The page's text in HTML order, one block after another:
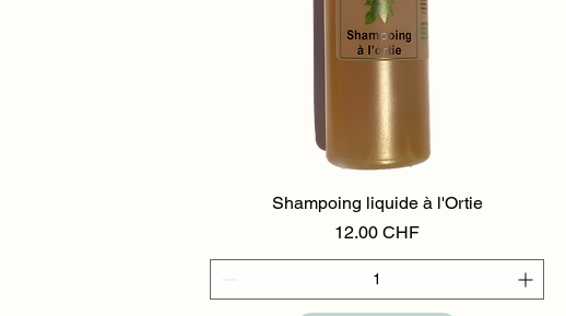
Aperçu rapide
Shampoing liquide à l'Ortie
Prix
12.00 CHF